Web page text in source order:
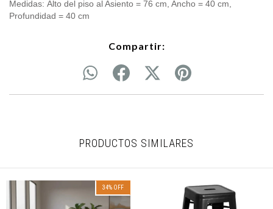
Medidas: Alto del piso al Asiento = 76 cm, Ancho = 40 cm,
Profundidad = 40 cm
Compartir:
PRODUCTOS SIMILARES
34% OFF